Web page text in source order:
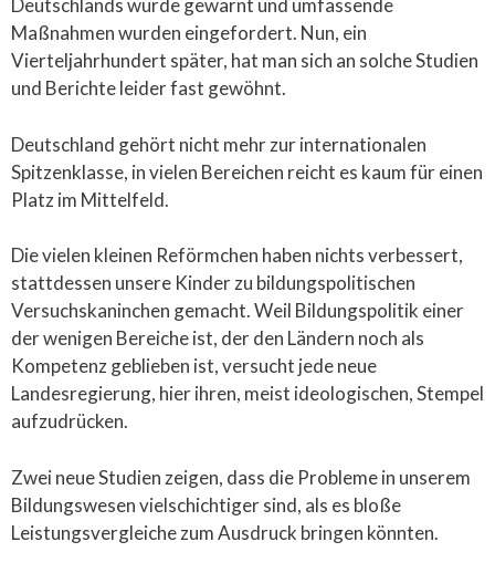
Deutschlands wurde gewarnt und umfassende
Maßnahmen wurden eingefordert. Nun, ein
Vierteljahrhundert später, hat man sich an solche Studien
und Berichte leider fast gewöhnt.
Deutschland gehört nicht mehr zur internationalen
Spitzenklasse, in vielen Bereichen reicht es kaum für einen
Platz im Mittelfeld.
Die vielen kleinen Reförmchen haben nichts verbessert,
stattdessen unsere Kinder zu bildungspolitischen
Versuchskaninchen gemacht. Weil Bildungspolitik einer
der wenigen Bereiche ist, der den Ländern noch als
Kompetenz geblieben ist, versucht jede neue
Landesregierung, hier ihren, meist ideologischen, Stempel
aufzudrücken.
Zwei neue Studien zeigen, dass die Probleme in unserem
Bildungswesen vielschichtiger sind, als es bloße
Leistungsvergleiche zum Ausdruck bringen könnten.